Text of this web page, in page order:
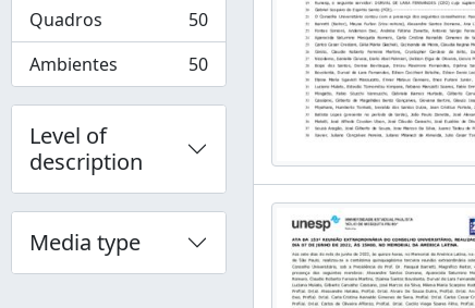
Quadros
, 50 results
50
Ambientes
, 50 results 50
Level of
description
Media type